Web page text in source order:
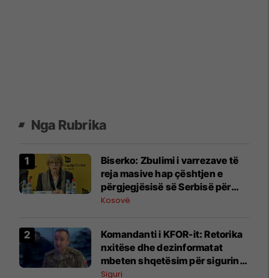
Nga Rubrika
Biserko: Zbulimi i varrezave të
reja masive hap çështjen e
përgjegjësisë së Serbisë për
krimet në Kosovë
Kosovë
Komandanti i KFOR-it: Retorika
nxitëse dhe dezinformatat
mbeten shqetësim për sigurinë
në Kosovë
Siguri